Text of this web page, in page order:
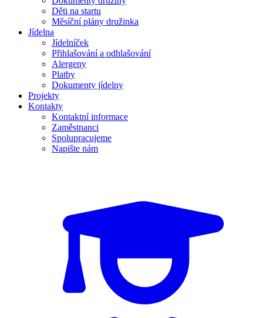
Děti na startu
Měsíční plány družinka
Jídelna
Jídelníček
Přihlašování a odhlašování
Alergeny
Platby
Dokumenty jídelny
Projekty
Kontakty
Kontaktní informace
Zaměstnanci
Spolupracujeme
Napište nám